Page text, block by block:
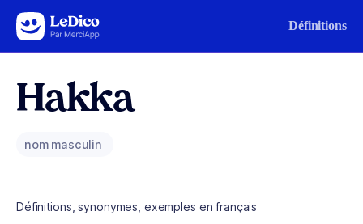
Aller au contenu Définitions
Hakka
nom masculin
Définitions, synonymes, exemples en français